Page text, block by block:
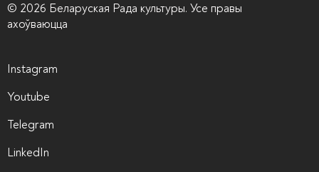
© 2026 Беларуская Рада культуры. Усе правы
ахоўваюцца
Instagram
Youtube
Telegram
LinkedIn